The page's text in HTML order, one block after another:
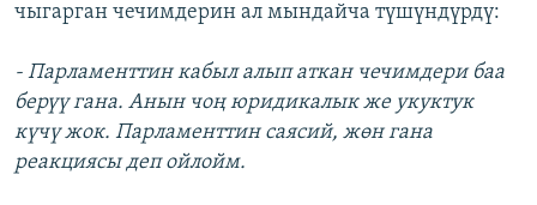
чыгарган чечимдерин ал мындайча түшүндүрдү:
- Парламенттин кабыл алып аткан чечимдери баа
берүү гана. Анын чоң юридикалык же укуктук
күчү жок. Парламенттин саясий, жөн гана
реакциясы деп ойлойм.